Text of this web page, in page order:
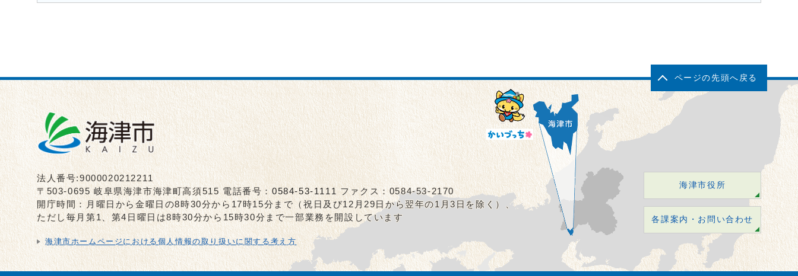
ページの先頭へ戻る
法人番号:9000020212211
〒503-0695 岐阜県海津市海津町高須515 電話番号：0584-53-1111ファクス：0584-53-2170
開庁時間：月曜日から金曜日の8時30分から17時15分まで（祝日及び12月29日から翌年の1月3日を除く）、
ただし毎月第1、第4日曜日は8時30分から15時30分まで一部業務を開設しています
海津市ホームページにおける個人情報の取り扱いに関する考え方
海津市役所
各課案内・お問い合わせ